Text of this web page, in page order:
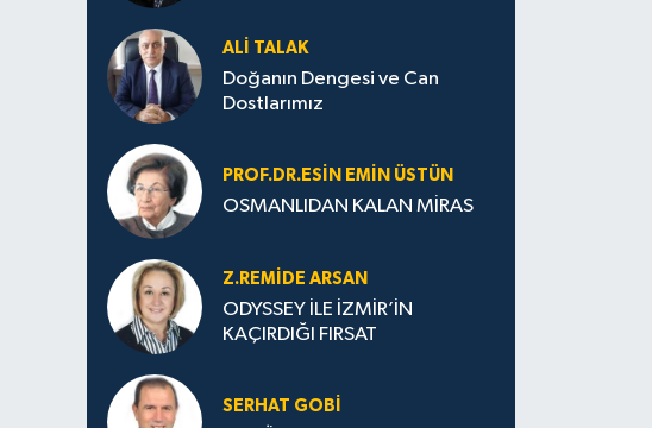
ALI TALAK
Doğanın Dengesi ve Can
Dostlarımız
PROF.DR.ESIN EMIN ÜSTÜN
OSMANLIDAN KALAN MİRAS
Z.REMIDE ARSAN
ODYSSEY İLE İZMİR’İN
KAÇIRDIĞI FIRSAT
SERHAT GOBİ